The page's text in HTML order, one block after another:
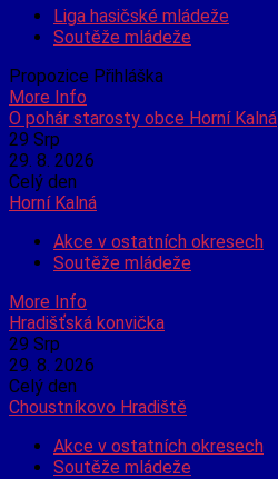
Liga hasičské mládeže
Soutěže mládeže
Propozice Přihláška
More Info
O pohár starosty obce Horní Kalná
29 Srp
29. 8. 2026
Celý den
Horní Kalná
Akce v ostatních okresech
Soutěže mládeže
More Info
Hradišťská konvička
29 Srp
29. 8. 2026
Celý den
Choustníkovo Hradiště
Akce v ostatních okresech
Soutěže mládeže